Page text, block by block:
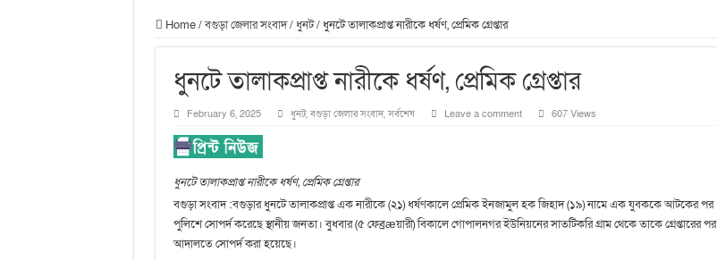
Home/বগুড়া জেলার সংবাদ/ ধুনট/ধুনটে তালাকপ্রাপ্ত নারীকে ধর্ষণ, প্রেমিক গ্রেপ্তার
ধুনটে তালাকপ্রাপ্ত নারীকে ধর্ষণ, প্রেমিক গ্রেপ্তার
February 6, 2025 ধুনট,বগুড়া জেলার সংবাদ,সর্বশেষ Leave a comment 607 Views
ধুনটে তালাকপ্রাপ্ত নারীকে ধর্ষণ, প্রেমিক গ্রেপ্তার
বগুড়া সংবাদ :বগুড়ার ধুনটে তালাকপ্রাপ্ত এক নারীকে (২১) ধর্ষণকালে প্রেমিক ইনজামুল হক জিহাদ (১৯) নামে এক যুবককে আটকের পর
পুলিশে সোপর্দ করেছে স্থানীয় জনতা। বুধবার (৫ ফেব্রæয়ারী) বিকালে গোপালনগর ইউনিয়নের সাতটিকরি গ্রাম থেকে তাকে গ্রেপ্তারের পর
আদালতে সোপর্দ করা হয়েছে।